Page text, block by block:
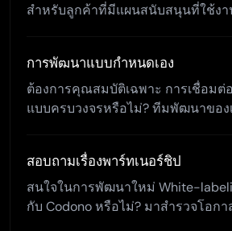
สำหรับลูกค้าที่มีแผนสนับสนุนที่ใช้งา
การพัฒนาแบบกำหนดเอง
ต้องการคุณสมบัติเฉพาะ การเชื่อมต่
แบบครบวงจรหรือไม่? ทีมพัฒนาของ
สอบถามเรื่องพาร์ทเนอร์ชิป
สนใจในการพัฒนาใหม่ White-
กับ Codono หรือไม่? มาสำรวจโอก